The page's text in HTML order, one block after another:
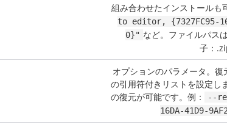
組み合わせたインストールも
to editor, {7327FC95-
0}" など。ファイルパス
子：
オプションのパラメータ。
の引用符付きリストを設定し
の復元が可能です。例：
--
16DA-41D9-